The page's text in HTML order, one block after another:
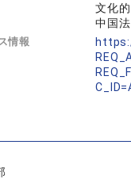
文化
中国
情報